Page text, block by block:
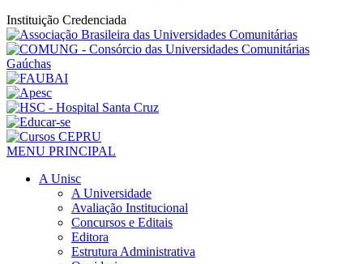
Instituição Credenciada
MENU PRINCIPAL
A Unisc
A Universidade
Avaliação Institucional
Concursos e Editais
Editora
Estrutura Administrativa